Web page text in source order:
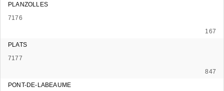
PLANZOLLES
7176
167
PLATS
7177
847
PONT-DE-LABEAUME